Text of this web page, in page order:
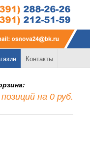
Контакты
на 0 руб.